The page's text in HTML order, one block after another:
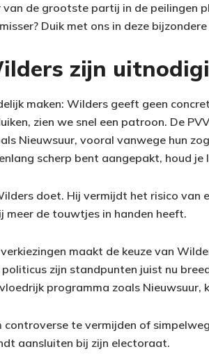
de grootste partij in de peilingen
Duik met ons in deze
zijn
maken: Wilders geeft geen
zien we snel een patroon. De
Nieuwsuur, vooral vanwege hun
scherp bent aangepakt, houd je
doet. Hij vermijdt het risico van
de touwtjes in handen heeft.
maakt de keuze van
zijn standpunten juist nu
programma zoals Nieuwsuur,
controverse te vermijden of
aansluiten bij zijn electoraat.